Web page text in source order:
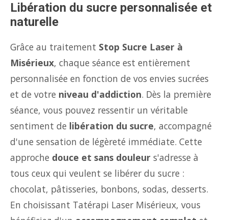
Libération du sucre personnalisée et
naturelle
Grâce au traitement Stop Sucre Laser à
Misérieux, chaque séance est entièrement
personnalisée en fonction de vos envies sucrées
et de votre niveau d'addiction. Dès la première
séance, vous pouvez ressentir un véritable
sentiment de libération du sucre, accompagné
d'une sensation de légèreté immédiate. Cette
approche douce et sans douleur s'adresse à
tous ceux qui veulent se libérer du sucre :
chocolat, pâtisseries, bonbons, sodas, desserts.
En choisissant Tatérapi Laser Misérieux, vous